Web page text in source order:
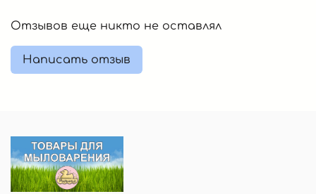
Отзывов еще никто не оставлял
Написать отзыв